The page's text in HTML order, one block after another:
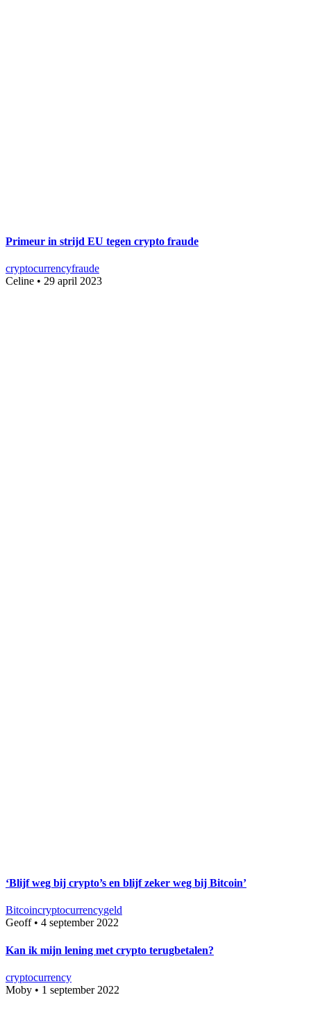
Primeur in strijd EU tegen crypto fraude
cryptocurrencyfraude
Celine • 29 april 2023
‘Blijf weg bij crypto’s en blijf zeker weg bij Bitcoin’
Bitcoincryptocurrencygeld
Geoff• 4 september 2022
Kan ik mijn lening met crypto terugbetalen?
cryptocurrency
Moby • 1 september 2022